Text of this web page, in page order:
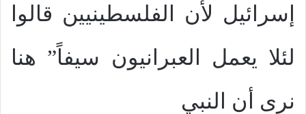
إسرائيل لأن الفلسطينيين قالوا
لئلا يعمل العبرانيون سيفاً” هنا
نرى أن النبي